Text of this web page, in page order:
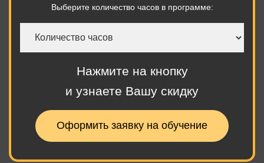
Выберите количество часов в программе:
Нажмите на кнопку
и узнаете Вашу скидку
Оформить заявку на обучение